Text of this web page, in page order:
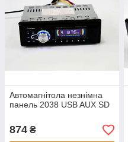
Автомагнітола незнімна
панель 2038 USB AUX SD
874 ₴